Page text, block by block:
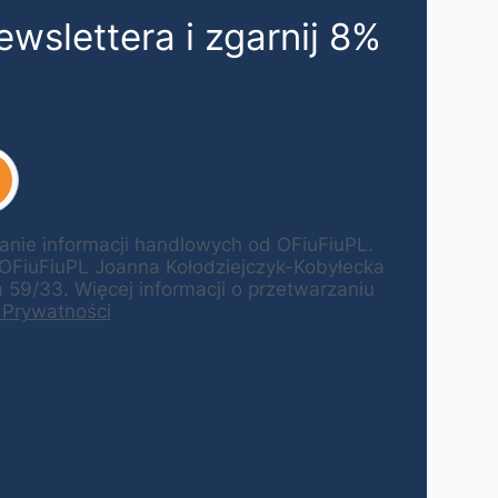
i zgarnij 8%
informacji handlowych od OFiuFiuPL.
Joanna Kołodziejczyk-Kobyłecka
33. Więcej informacji o przetwarzaniu